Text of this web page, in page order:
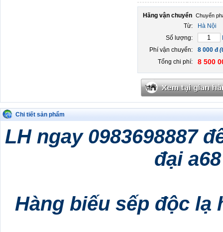
Hãng vận chuyển
Từ:
Hà Nội
Số lượng:
Phí vận chuyển:
8 000 đ
Tổng chi phí:
8 500
Chi tiết sản phẩm
LH ngay 0983698887
đại
Hàng biếu sếp độc lạ